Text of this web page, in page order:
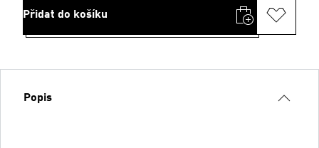
Přidat do košíku
Popis